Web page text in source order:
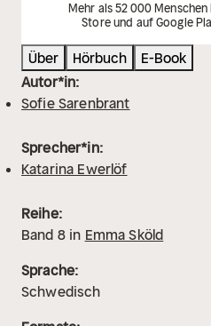
Mehr als 52 000
Store und auf Google
Über Hörbuch
E-Book
Autor*in:
Sofie Sarenbrant
Sprecher*in:
Katarina Ewerlöf
Reihe:
Band 8in Emma Sköld
Sprache:
Schwedisch